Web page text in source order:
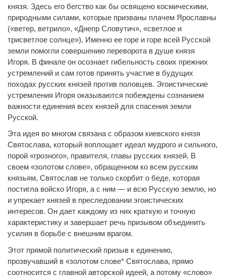
князя. Здесь его бегство как бы освящено космическими,
природными силами, которые призваны плачем Ярославны
(«ветер, ветрило», «Днепр Словутич», «светлое и
трисветлое солнце»). Именно ее горе и горе всей Русской
земли помогли совершению переворота в душе князя
Игоря. В финале он осознает гибельность своих прежних
устремлений и сам готов принять участие в будущих
походах русских князей против половцев. Эгоистические
устремления Игоря оказываются побеждены сознанием
важности единения всех князей для спасения земли
Русской.
Эта идея во многом связана с образом киевского князя
Святослава, который воплощает идеал мудрого и сильного,
порой «грозного», правителя, главы русских князей. В
своем «золотом слове», обращенном ко всем русским
князьям, Святослав не только скорбит о беде, которая
постигла войско Игоря, а с ним — и всю Русскую землю, но
и упрекает князей в преследовании эгоистических
интересов. Он дает каждому из них краткую и точную
характеристику и завершает речь призывом объединить
усилия в борьбе с внешним врагом.
Этот прямой политический призыв к единению,
прозвучавший в «золотом слове* Святослава, прямо
соотносится с главной авторской идеей, а потому «слово»